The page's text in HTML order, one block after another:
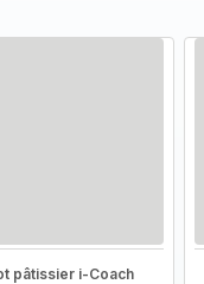
pâtissier i-Coach